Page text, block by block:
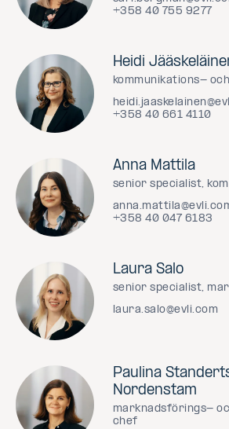
+358 40 755 9277
Heidi
kommunikations-
+358 40 661 4110
Anna Mattila
senior specialist,
+358 40 047 6183
Laura Salo
senior specialist,
laura.salo@evli.com
Paulina
Nordenstam
marknadsförings-
chef